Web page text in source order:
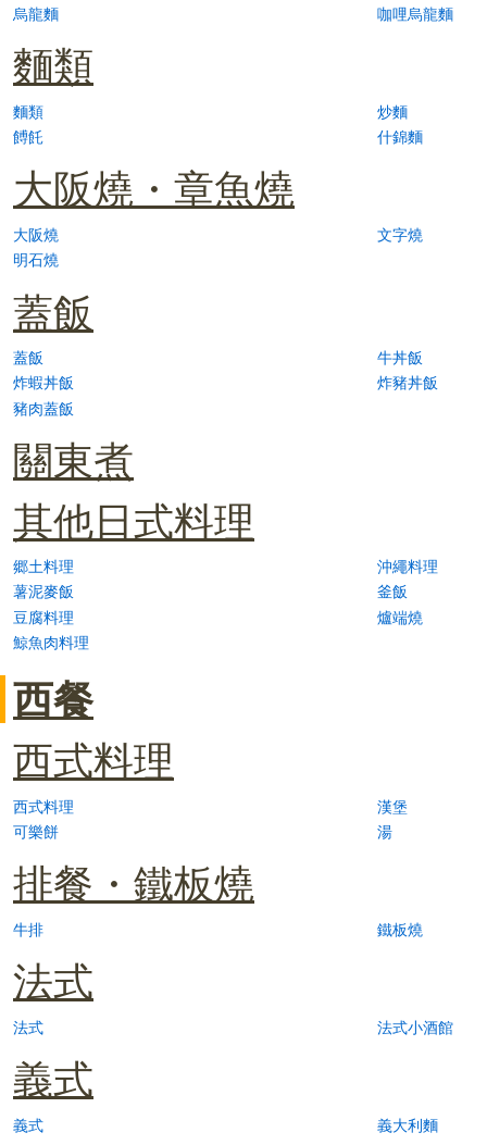
烏龍麵 咖哩烏龍麵
麵類
麵類
炒麵
餺飥
什錦麵
大阪燒・章魚燒
大阪燒
文字燒
明石燒
蓋飯
蓋飯
牛丼飯
炸蝦丼飯
炸豬丼飯
豬肉蓋飯
關東煮
其他日式料理
郷土料理
沖繩料理
薯泥麥飯
釜飯
豆腐料理
爐端燒
鯨魚肉料理
西餐
西式料理
西式料理
漢堡
可樂餅
湯
排餐・鐵板燒
牛排 鐵板燒
法式
法式 法式小酒館
義式
義式 義大利麵